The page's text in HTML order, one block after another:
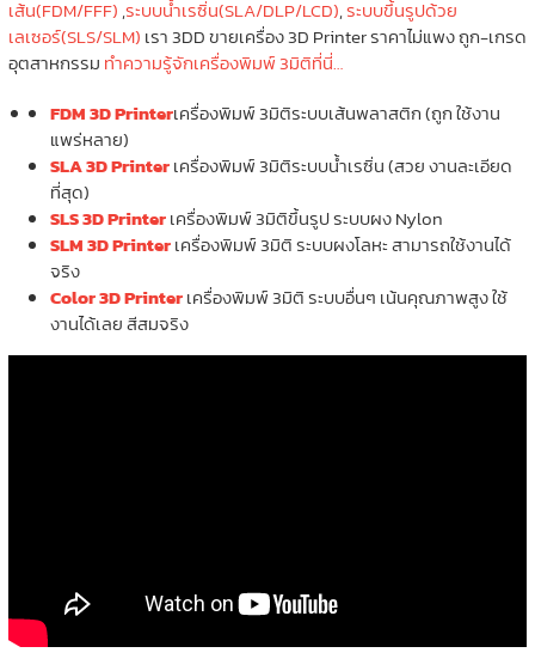
เส้น(FDM/FFF) ,ระบบน้ำเรซิ่น(SLA/DLP/LCD),ระบบขึ้นรูปด้วย
เลเซอร์(SLS/SLM) เรา 3DD ขายเครื่อง 3D Printer ราคาไม่แพง ถูก-เกรด
อุตสาหกรรม ทำความรู้จักเครื่องพิมพ์ 3มิติที่นี่…
FDM 3D Printerเครื่องพิมพ์ 3มิติระบบเส้นพลาสติก (ถูก ใช้งาน
แพร่หลาย)
SLA 3D Printerเครื่องพิมพ์ 3มิติระบบน้ำเรซิ่น (สวย งานละเอียด
ที่สุด)
SLS 3D Printerเครื่องพิมพ์ 3มิติขึ้นรูป ระบบผง Nylon
SLM 3D Printerเครื่องพิมพ์ 3มิติ ระบบผงโลหะ สามารถใช้งานได้
จริง
Color 3D Printerเครื่องพิมพ์ 3มิติ ระบบอื่นๆ เน้นคุณภาพสูง ใช้
งานได้เลย สีสมจริง